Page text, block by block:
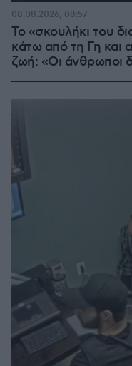
Το «σκουλήκι του
κάτω από τη Γη και
ζωή: «Οι άνθρωποι
08.08.2026, 08:57